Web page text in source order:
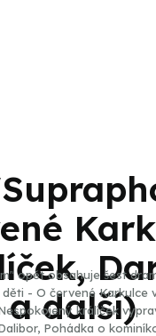
další)
opět obsahuje šest
- O červené Karkulce
králíček
Pohádka o